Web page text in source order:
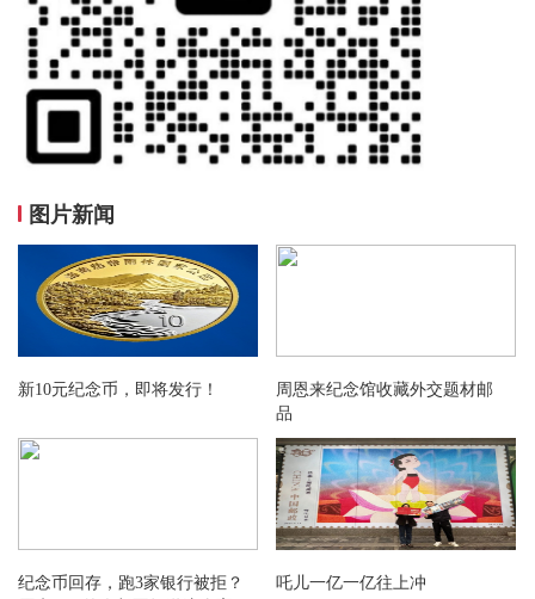
07：08 封神演义二小版好品18.50元成交59版
07：09 封神演义二小版连号18.50元成交72版
07：10 封神演义一小型张（爱藏评级刀）好品12000.00元成交2刀
07：11 中国恐龙小型张原封3.10元成交700张
07：12 诸葛亮小型张好品3.80元成交800张
07：18 西游记五小型张（评级版）好品1050.00元成交3整盒
07：19 书法篆书二小型张好品9.20元成交200版
07：27 西游记五小型张（评级版）好品1058.00元成交2整盒
07：28 封神演义二小版好品18.80元成交200版
07：28 浴马图小型张（评级版）好品788.00元成交1刀
07：29 四轮蛇赠送版好品5.90元成交300版
07：48 浴马图小型张（评级版）好品885.00元成交2张
07：52 华佗小型张好品4.50元成交200张
07：58 封神演义二小版好品19.50元成交112版
08：03 莫高窟二小型张（评级版）好品1000.00元成交7张
08：07 莫高窟二小型张（评级版）好品1000.00元成交5张
08：08 2025年小版9全好品90.00元成交100套
图片新闻
新10元纪念币，即将发行！
周恩来纪念馆收藏外交题材邮
品
纪念币回存，跑3家银行被拒？
吒儿一亿一亿往上冲